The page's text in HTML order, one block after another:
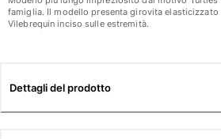
Abbigliamento
Shorts
Camicie
famiglia. Il modello presenta girovita elasticizzato
Vilebrequin inciso sulle estremità.
Dettagli del prodotto